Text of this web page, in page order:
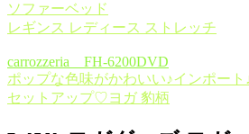
ソファーベッド
レギンス レディース ストレッチ
carrozzeria FH-6200DVD
ポップな色味がかわいい♪インポー
セットアップ♡ヨガ 豹柄